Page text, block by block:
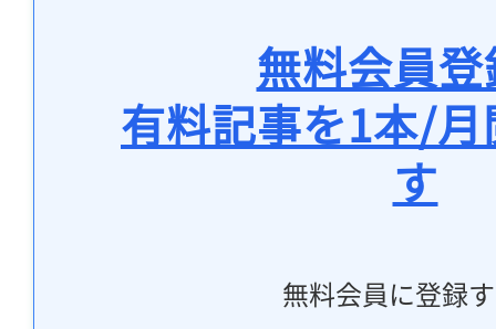
無料会員
有料記事を1本/
す
無料会員に登録